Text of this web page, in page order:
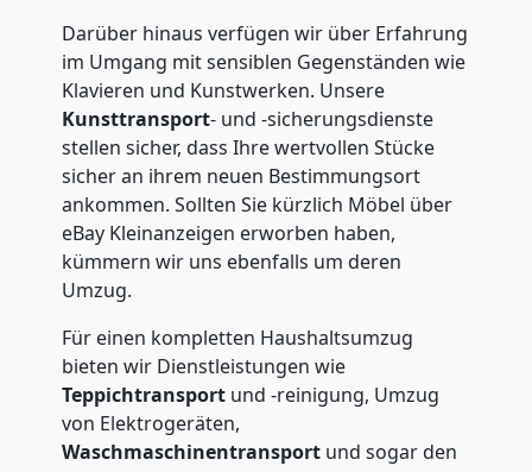
Darüber hinaus verfügen wir über Erfahrung
im Umgang mit sensiblen Gegenständen wie
Klavieren und Kunstwerken. Unsere
Kunsttransport- und -sicherungsdienste
stellen sicher, dass Ihre wertvollen Stücke
sicher an ihrem neuen Bestimmungsort
ankommen. Sollten Sie kürzlich Möbel über
eBay Kleinanzeigen erworben haben,
kümmern wir uns ebenfalls um deren
Umzug.
Für einen kompletten Haushaltsumzug
bieten wir Dienstleistungen wie
Teppichtransport und -reinigung, Umzug
von Elektrogeräten,
Waschmaschinentransport und sogar den